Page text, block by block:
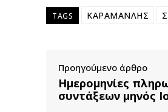
TAGS ΚΑΡΑΜΑΝΛΗΣ
Προηγούμενο άρθρο
Ημερομηνίες
συντάξεων μηνός